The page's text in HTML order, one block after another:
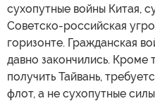
сухопутные войны Китая,
Советско-российская
горизонте. Гражданская
давно закончились. Кроме
получить Тайвань,
флот, а не сухопутные